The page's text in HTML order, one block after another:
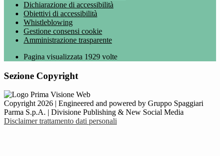
Dichiarazione di accessibilità
Obiettivi di accessibilità
Whistleblowing
Gestione consensi cookie
Amministrazione trasparente
Pagina visualizzata 1929 volte
Sezione Copyright
Copyright 2026 | Engineered and powered by Gruppo Spaggiari
Parma S.p.A. | Divisione Publishing & New Social Media
Disclaimer trattamento dati personali